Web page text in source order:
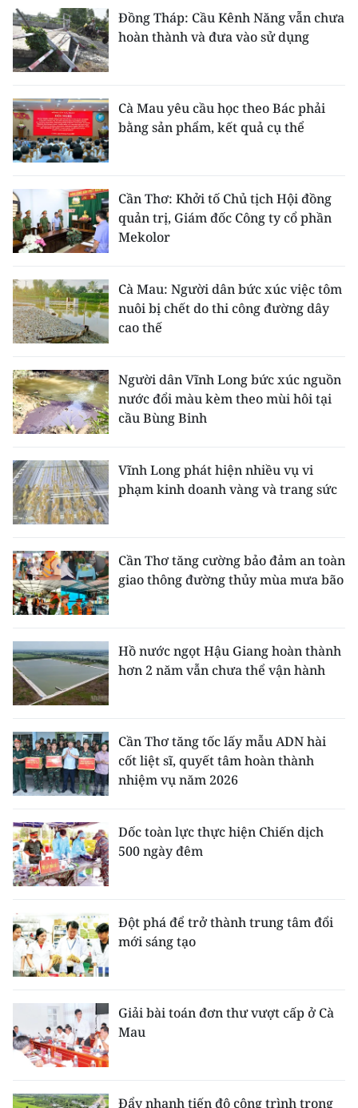
Đồng Tháp: Cầu Kênh Năng vẫn chưa
hoàn thành và đưa vào sử dụng
Cà Mau yêu cầu học theo Bác phải
bằng sản phẩm, kết quả cụ thể
Cần Thơ: Khởi tố Chủ tịch Hội đồng
quản trị, Giám đốc Công ty cổ phần
Mekolor
Cà Mau: Người dân bức xúc việc tôm
nuôi bị chết do thi công đường dây
cao thế
Người dân Vĩnh Long bức xúc nguồn
nước đổi màu kèm theo mùi hôi tại
cầu Bùng Binh
Vĩnh Long phát hiện nhiều vụ vi
phạm kinh doanh vàng và trang sức
Cần Thơ tăng cường bảo đảm an toàn
giao thông đường thủy mùa mưa bão
Hồ nước ngọt Hậu Giang hoàn thành
hơn 2 năm vẫn chưa thể vận hành
Cần Thơ tăng tốc lấy mẫu ADN hài
cốt liệt sĩ, quyết tâm hoàn thành
nhiệm vụ năm 2026
Dốc toàn lực thực hiện Chiến dịch
500 ngày đêm
Đột phá để trở thành trung tâm đổi
mới sáng tạo
Giải bài toán đơn thư vượt cấp ở Cà
Mau
Đẩy nhanh tiến độ công trình trọng